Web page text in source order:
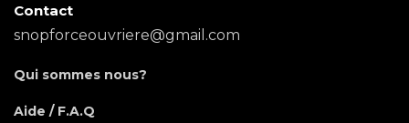
Contact
snopforceouvriere@gmail.com
Qui sommes nous?
Aide / F.A.Q